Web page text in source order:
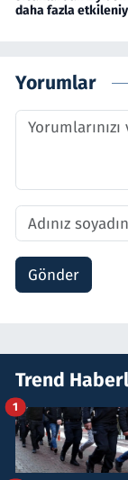
daha fazla
Yorumlar
Gönder
Trend
1